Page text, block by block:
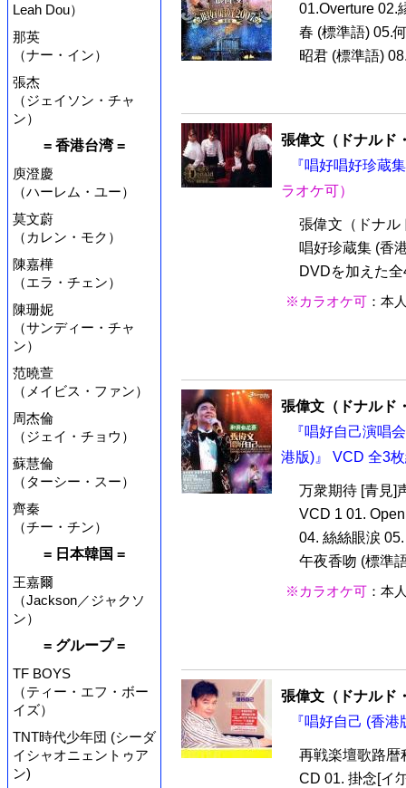
Leah Dou）
那英
（ナー・イン）
張杰
（ジェイソン・チャ
ン）
= 香港台湾 =
庾澄慶
（ハーレム・ユー）
莫文蔚
（カレン・モク）
陳嘉樺
（エラ・チェン）
陳珊妮
（サンディー・チャ
ン）
范曉萱
（メイビス・ファン）
周杰倫
（ジェイ・チョウ）
蘇慧倫
（ターシー・スー）
齊秦
（チー・チン）
= 日本韓国 =
王嘉爾
（Jackson／ジャクソ
ン）
= グループ =
TF BOYS
（ティー・エフ・ボー
イズ）
TNT時代少年団 (シーダ
イシャオニェントゥア
ン)
01.Overture 02.
春 (標準語) 05.
昭君 (標準語)
張偉文（ドナルド
『唱好唱好珍蔵
ラオケ可）
張偉文（ドナル
唱好珍蔵集 (香
DVDを加えた
※カラオケ可 ：本
張偉文（ドナルド
『唱好自己演唱
港版)』 VCD 全3
万衆期待 [青見]
VCD 1 01.
04. 絲絲眼涙
午夜香吻 (標準
※カラオケ可 ：本
張偉文（ドナルド
『唱好自己 (香
再戦楽壇歌路暦
CD 01. 掛念[イ